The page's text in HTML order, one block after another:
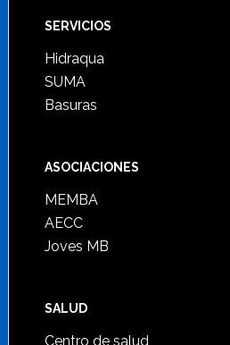
SERVICIOS
Hidraqua
SUMA
Basuras
ASOCIACIONES
MEMBA
AECC
Joves MB
SALUD
Centro de salud